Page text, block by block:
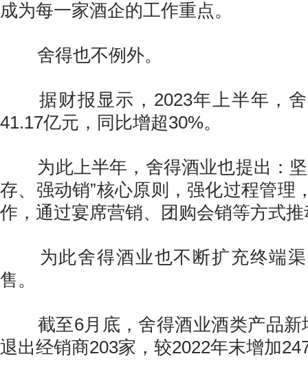
成为每一家酒企的工作重点。
舍得也不例外。
据财报显示，2023年上半年，舍
41.17亿元，同比增超30%。
为此上半年，舍得酒业也提出：坚
存、强动销”核心原则，强化过程管理
作，通过宴席营销、团购会销等方式
为此舍得酒业也不断扩充终端渠
售。
截至6月底，舍得酒业酒类产品新
退出经销商203家，较2022年末增加